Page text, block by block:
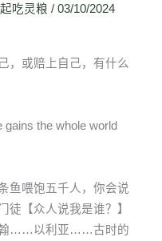
吃灵粮 /03/10/2024
，或赔上自己，有什么
gains the whole world
鱼喂饱五千人，你会说
徒【众人说我是谁？】
翰……以利亚……古时的